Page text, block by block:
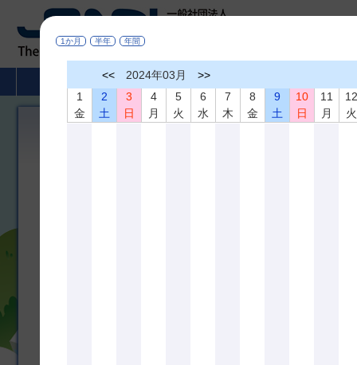
非破壊検査とは
1か月 半年 年間
<< 2024年03月
>>
1
金
2
土
3
日
4
月
5
火
6
水
7
木
8
金
9
土
10
日
11
月
火